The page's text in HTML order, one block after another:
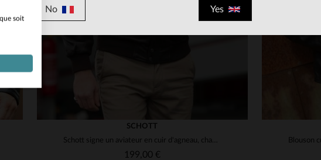
SCHOTT
Schott signe un aviateur en cuir d'agneau, chaud et ultra-ajusté.
199,00 €
No Yes
soit